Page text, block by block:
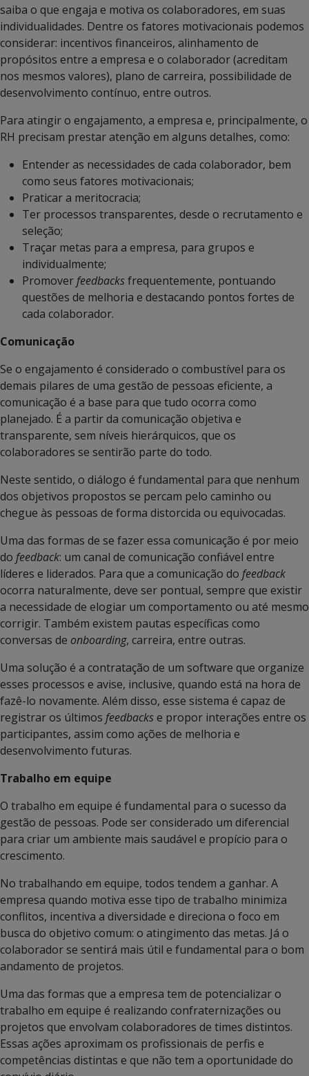
saiba o que engaja e motiva os colaboradores, em suas
individualidades. Dentre os fatores motivacionais podemos
considerar: incentivos financeiros, alinhamento de
propósitos entre a empresa e o colaborador (acreditam
nos mesmos valores), plano de carreira, possibilidade de
desenvolvimento contínuo, entre outros.
Para atingir o engajamento, a empresa e, principalmente, o
RH precisam prestar atenção em alguns detalhes, como:
Entender as necessidades de cada colaborador, bem
como seus fatores motivacionais;
Praticar a meritocracia;
Ter processos transparentes, desde o recrutamento e
seleção;
Traçar metas para a empresa, para grupos e
individualmente;
Promover feedbacksfrequentemente, pontuando
questões de melhoria e destacando pontos fortes de
cada colaborador.
Comunicação
Se o engajamento é considerado o combustível para os
demais pilares de uma gestão de pessoas eficiente, a
comunicação é a base para que tudo ocorra como
planejado. É a partir da comunicação objetiva e
transparente, sem níveis hierárquicos, que os
colaboradores se sentirão parte do todo.
Neste sentido, o diálogo é fundamental para que nenhum
dos objetivos propostos se percam pelo caminho ou
chegue às pessoas de forma distorcida ou equivocadas.
Uma das formas de se fazer essa comunicação é por meio
do feedback: um canal de comunicação confiável entre
líderes e liderados. Para que a comunicação do feedback
ocorra naturalmente, deve ser pontual, sempre que existir
a necessidade de elogiar um comportamento ou até mesmo
corrigir. Também existem pautas específicas como
conversas de onboarding, carreira, entre outras.
Uma solução é a contratação de um software que organize
esses processos e avise, inclusive, quando está na hora de
fazê-lo novamente. Além disso, esse sistema é capaz de
registrar os últimos feedbackse propor interações entre os
participantes, assim como ações de melhoria e
desenvolvimento futuras.
Trabalho em equipe
O trabalho em equipe é fundamental para o sucesso da
gestão de pessoas. Pode ser considerado um diferencial
para criar um ambiente mais saudável e propício para o
crescimento.
No trabalhando em equipe, todos tendem a ganhar. A
empresa quando motiva esse tipo de trabalho minimiza
conflitos, incentiva a diversidade e direciona o foco em
busca do objetivo comum: o atingimento das metas. Já o
colaborador se sentirá mais útil e fundamental para o bom
andamento de projetos.
Uma das formas que a empresa tem de potencializar o
trabalho em equipe é realizando confraternizações ou
projetos que envolvam colaboradores de times distintos.
Essas ações aproximam os profissionais de perfis e
competências distintas e que não tem a oportunidade do